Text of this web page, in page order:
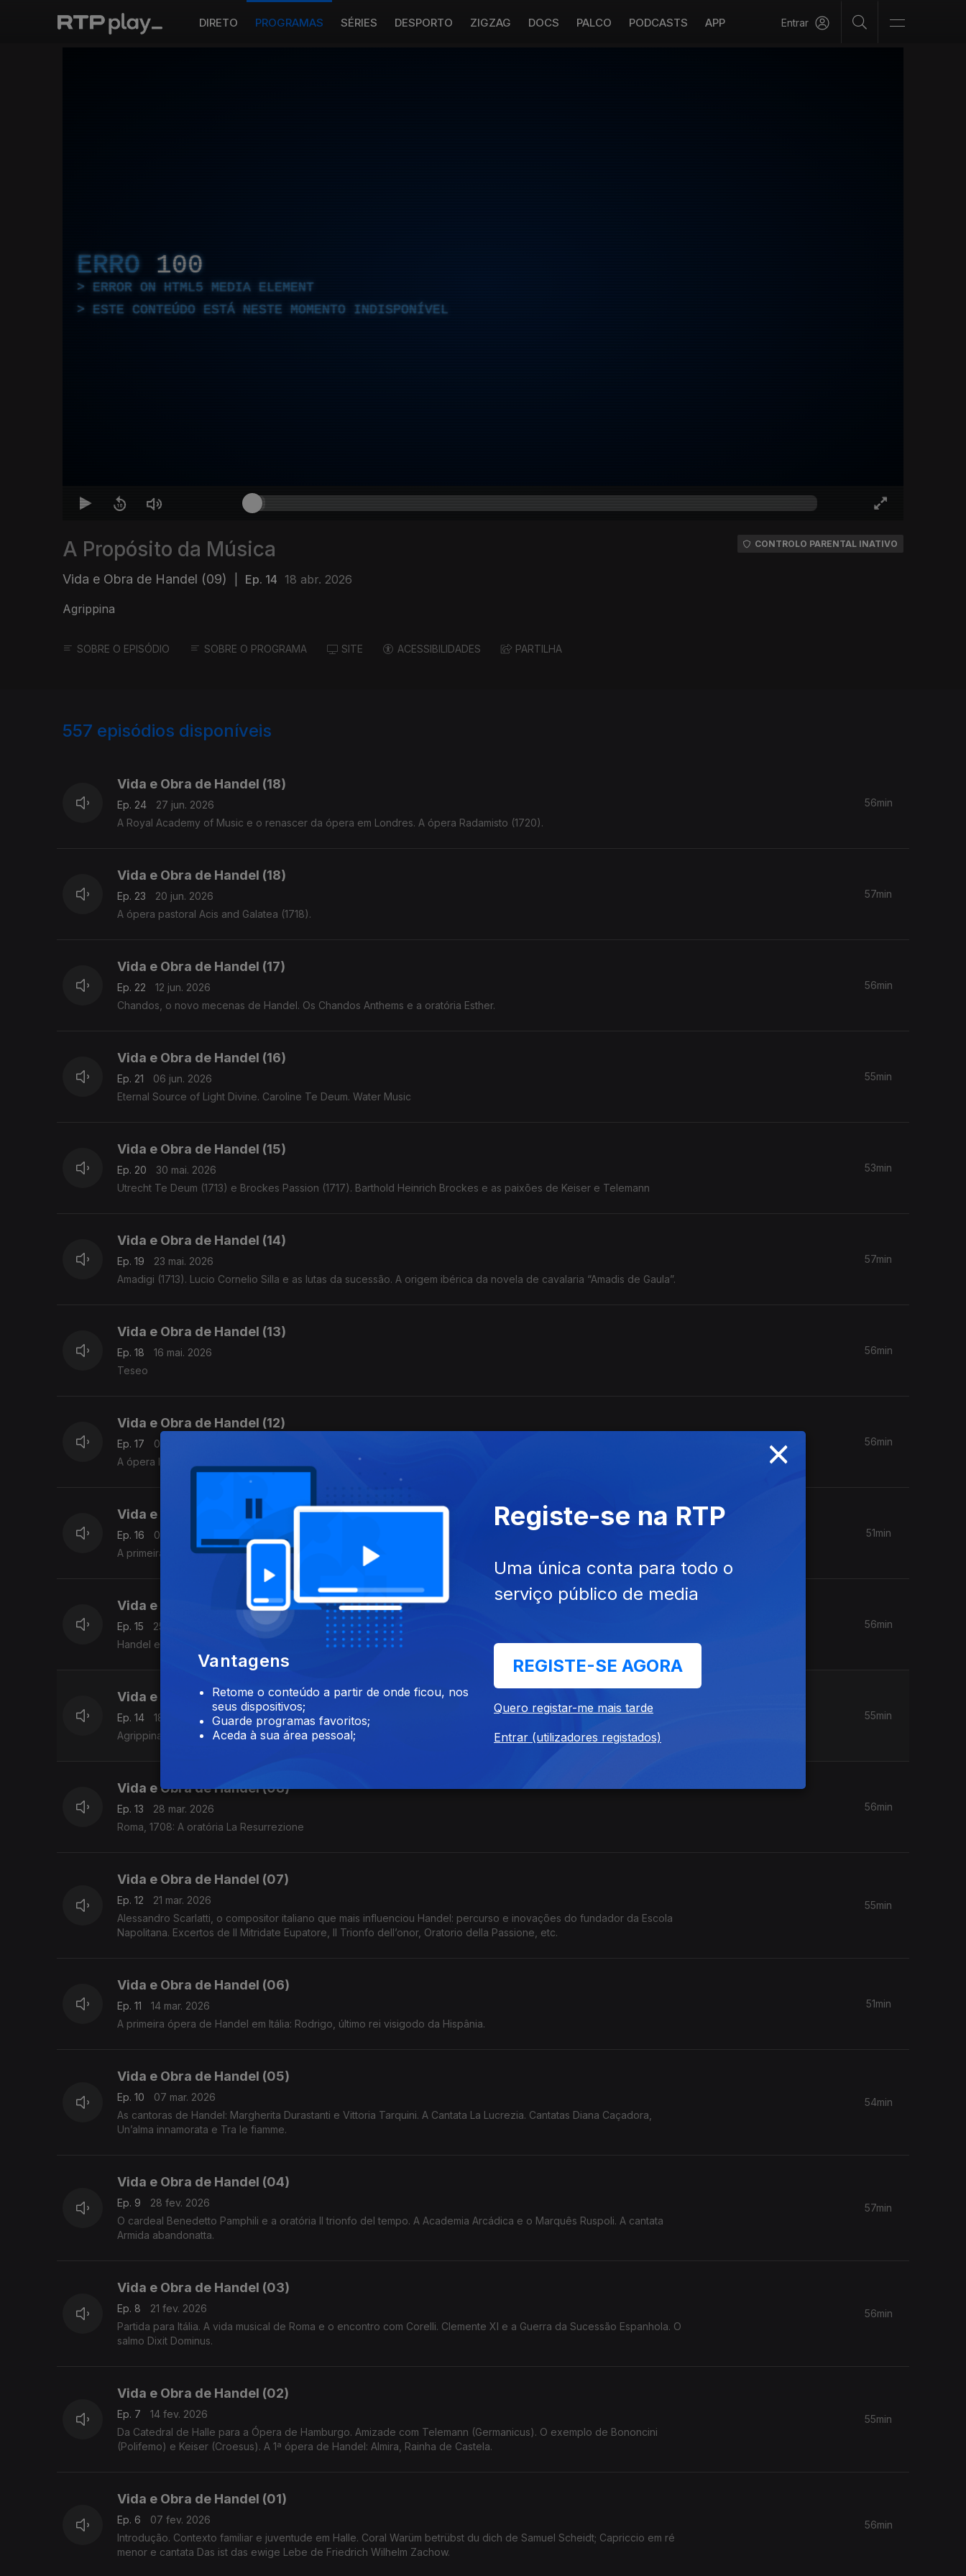
DIRETO PROGRAMAS SÉRIES DESPORTO ZIGZAG DOCS PALCO PODCASTS APP Entrar
ERRO 100
ERROR ON HTML5 MEDIA ELEMENT
ESTE CONTEÚDO ESTÁ NESTE MOMENTO INDISPONÍVEL
A Propósito da Música
Vida e Obra de Handel (09) Ep. 14 18 abr. 2026
Agrippina
CONTROLO PARENTAL INATIVO
SOBRE O EPISÓDIO SOBRE O PROGRAMA SITE ACESSIBILIDADES PARTILHA
557 episódios disponíveis
Vida e Obra de Handel (18)
Ep. 24
27 jun. 2026
A Royal Academy of Music e o renascer da ópera em Londres. A ópera Radamisto (1720).
56min
Vida e Obra de Handel (18)
Ep. 23
20 jun. 2026
A ópera pastoral Acis and Galatea (1718).
57min
Vida e Obra de Handel (17)
Ep. 22
12 jun. 2026
Chandos, o novo mecenas de Handel. Os Chandos Anthems e a oratória Esther.
56min
Vida e Obra de Handel (16)
Ep. 21
06 jun. 2026
Eternal Source of Light Divine. Caroline Te Deum. Water Music
55min
Vida e Obra de Handel (15)
Ep. 20
30 mai. 2026
Utrecht Te Deum (1713) e Brockes Passion (1717). Barthold Heinrich Brockes e as paixões de Keiser e Telemann
53min
Vida e Obra de Handel (14)
Ep. 19
23 mai. 2026
Amadigi (1713). Lucio Cornelio Silla e as lutas da sucessão. A origem ibérica da novela de cavalaria “Amadis de Gaula”.
57min
Vida e Obra de Handel (13)
Ep. 18
16 mai. 2026
Teseo
56min
Vida e Obra de Handel (12)
Ep. 17
09 mai. 2026
A ópera Il Pastor Fido (1712). Influências do drama pastoral de Guarini. Madrigais de Schütz e Monteverdi
56min
Vida e Obra de Handel (11)
Ep. 16
02 mai. 2026
A primeira ida a Londres: Rinaldo (1711).
51min
Vida e Obra de Handel (10)
Ep. 15
25 abr. 2026
Handel em Hanover
56min
Vida e Obra de Handel (09)
Ep. 14
18 abr. 2026
Agrippina
55min
Vida e Obra de Handel (08)
Ep. 13
28 mar. 2026
Roma, 1708: A oratória La Resurrezione
56min
Vida e Obra de Handel (07)
Ep. 12
21 mar. 2026
Alessandro Scarlatti, o compositor italiano que mais influenciou Handel: percurso e inovações do fundador da Escola
Napolitana. Excertos de Il Mitridate Eupatore, Il Trionfo dell’onor, Oratorio della Passione, etc.
55min
Vida e Obra de Handel (06)
Ep. 11
14 mar. 2026
A primeira ópera de Handel em Itália: Rodrigo, último rei visigodo da Hispânia.
51min
Vida e Obra de Handel (05)
Ep. 10
07 mar. 2026
As cantoras de Handel: Margherita Durastanti e Vittoria Tarquini. A Cantata La Lucrezia. Cantatas Diana Caçadora,
Un’alma innamorata e Tra le fiamme.
54min
Vida e Obra de Handel (04)
Ep. 9
28 fev. 2026
O cardeal Benedetto Pamphili e a oratória Il trionfo del tempo. A Academia Arcádica e o Marquês Ruspoli. A cantata
Armida abandonatta.
57min
Vida e Obra de Handel (03)
Ep. 8
21 fev. 2026
Partida para Itália. A vida musical de Roma e o encontro com Corelli. Clemente XI e a Guerra da Sucessão Espanhola. O
salmo Dixit Dominus.
56min
Vida e Obra de Handel (02)
Ep. 7
14 fev. 2026
Da Catedral de Halle para a Ópera de Hamburgo. Amizade com Telemann (Germanicus). O exemplo de Bononcini
(Polifemo) e Keiser (Croesus). A 1ª ópera de Handel: Almira, Rainha de Castela.
55min
Vida e Obra de Handel (01)
Ep. 6
07 fev. 2026
Introdução. Contexto familiar e juventude em Halle. Coral Warüm betrübst du dich de Samuel Scheidt; Capriccio em ré
menor e cantata Das ist das ewige Lebe de Friedrich Wilhelm Zachow.
56min
×
Vantagens
Retome o conteúdo a partir de onde ficou, nos
seus dispositivos;
Guarde programas favoritos;
Aceda à sua área pessoal;
Registe-se na RTP
Uma única conta para todo o
serviço público de media
REGISTE-SE AGORA
Quero registar-me mais tarde
Entrar (utilizadores registados)